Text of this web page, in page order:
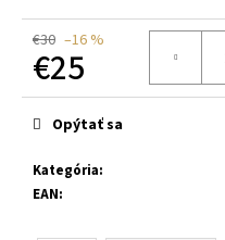
€30 –16 %
€25
Jednotková
cena:
Kategória:
EAN:
Opýtať sa
O
d
o